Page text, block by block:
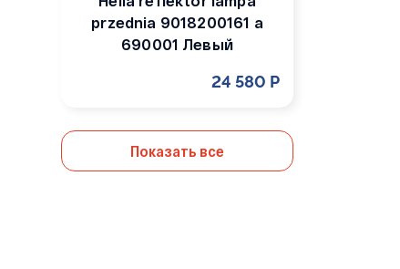
przednia 9018200161 a
690001 Левый
24 580 Р
Показать все